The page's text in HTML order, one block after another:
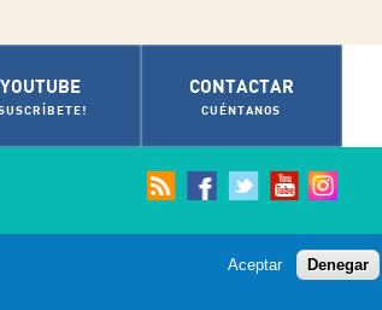
YOUTUBE CONTACTAR
CUÉNTANOS
© Ayuntamiento de Cádiz 2012
Aceptar Denegar